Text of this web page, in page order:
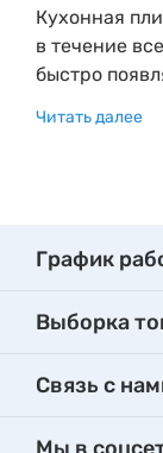
Кухонная
в течение
быстро
Читать далее
График
Выборка
Связь с